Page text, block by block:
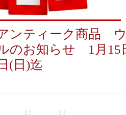
ンティーク商品
のお知らせ 1月15
(日)迄